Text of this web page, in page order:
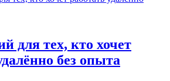
для тех, кто хочет
без опыта